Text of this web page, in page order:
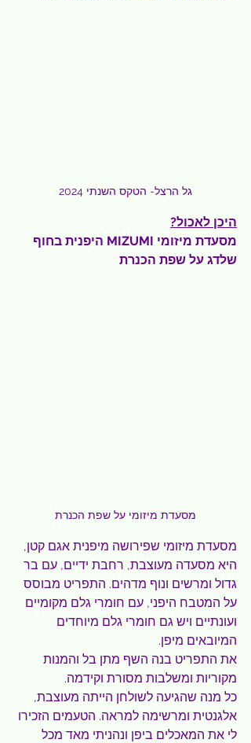
גל הרצל- הטקס השנתי 2024
היכן לאכול?
מסעדת מיזומי MIZUMI היפנית בחוף
שלדג על שפת הכנרת
מסעדת מיזומי על שפת הכנרת
מסעדת מיזומי שפירושה מיפנית אגם קטן,
היא מסעדה מעוצבת, רחבת ידיים, עם בר
גדול ומרשים ונוף מדהים. התפריט מבוסס
על המטבח היפני, עם חומרי גלם מקומיים
ועונתיים ויש גם חומרי גלם מיוחדים
המיובאים מיפן.
את התפריט בנה השף מתן בל והמנות
מקוריות ומשלבות מסורת וקידמה.
כל מנה שהגיעה לשולחן הייתה מעוצבת,
אלגנטית ומרשימה למראה. הטעמים הזכירו
לי את המאכלים ביפן ונהניתי מאד מכל